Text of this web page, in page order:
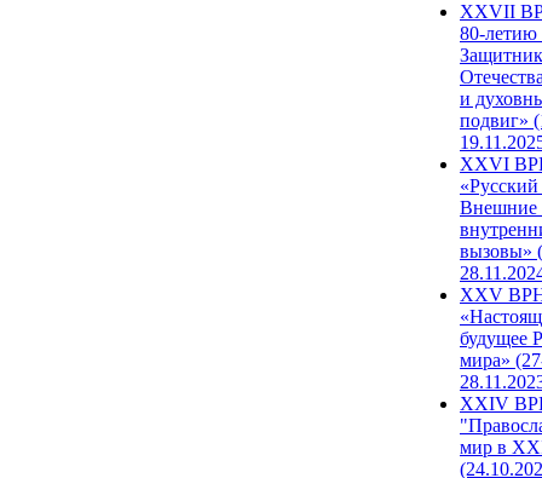
ХХVII
80-
и
подвиг»
XXVI
Внешние
вызовы»
XXV
будущее
мира»
XXIV
мир в